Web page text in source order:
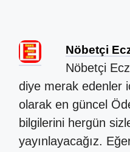
Nöbetçi
Nöbetçi
diye merak edenler
olarak en güncel
bilgilerini hergün
yayınlayacağız.